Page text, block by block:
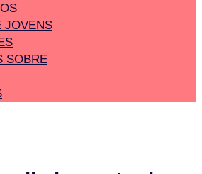
JOVENS
SOBRE